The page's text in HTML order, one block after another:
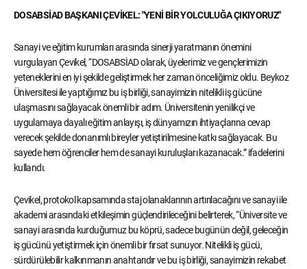
DOSABSİAD BAŞKANI ÇEVİKEL: "YENİ BİR YOLCULUĞA ÇIKIYORUZ"
Sanayi ve eğitim kurumları arasında sinerji yaratmanın önemini
vurgulayan Çevikel, “DOSABSİAD olarak, üyelerimiz ve gençlerimizin
yeteneklerini en iyi şekilde geliştirmek her zaman önceliğimiz oldu. Beykoz
Üniversitesi ile yaptığımız bu iş birliği, sanayimizin nitelikli iş gücüne
ulaşmasını sağlayacak önemli bir adım. Üniversitenin yenilikçi ve
uygulamaya dayalı eğitim anlayışı, iş dünyamızın ihtiyaçlarına cevap
verecek şekilde donanımlı bireyler yetiştirilmesine katkı sağlayacak. Bu
sayede hem öğrenciler hem de sanayi kuruluşları kazanacak.” ifadelerini
kullandı.
Çevikel, protokol kapsamında staj olanaklarının artırılacağını ve sanayi ile
akademi arasındaki etkileşimin güçlendirileceğini belirterek, “Üniversite ve
sanayi arasında kurduğumuz bu köprü, sadece bugünün değil, geleceğin
iş gücünü yetiştirmek için önemli bir fırsat sunuyor. Nitelikli iş gücü,
sürdürülebilir kalkınmanın anahtarıdır ve bu iş birliği, sanayimizin rekabet